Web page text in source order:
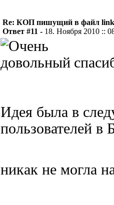
Re: КОП пишущий в файл
Ответ #11 - 18. Ноября 2010 ::
Идея была в
пользователей в
никак не могла